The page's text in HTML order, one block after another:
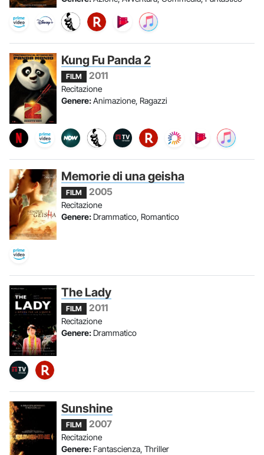
Kung Fu Panda 2
FILM 2011
Recitazione
Genere:Animazione, Ragazzi
Memorie di una geisha
FILM 2005
Recitazione
Genere: Drammatico, Romantico
The Lady
FILM 2011
Recitazione
Genere: Drammatico
Sunshine
FILM 2007
Recitazione
Genere: Fantascienza, Thriller